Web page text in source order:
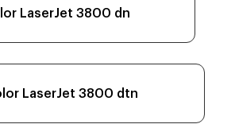
LaserJet 3800 dn
LaserJet 3800 dtn